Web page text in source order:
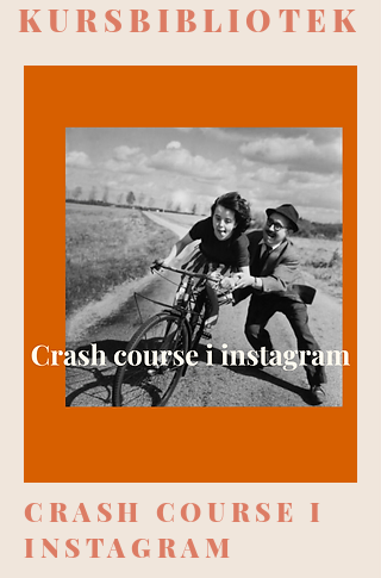
KURSBIBLIOTEK
CRASH COURSE I
INSTAGRAM